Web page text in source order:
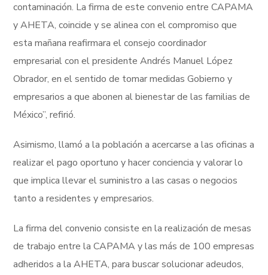
contaminación. La firma de este convenio entre CAPAMA
y AHETA, coincide y se alinea con el compromiso que
esta mañana reafirmara el consejo coordinador
empresarial con el presidente Andrés Manuel López
Obrador, en el sentido de tomar medidas Gobierno y
empresarios a que abonen al bienestar de las familias de
México”, refirió.
Asimismo, llamó a la población a acercarse a las oficinas a
realizar el pago oportuno y hacer conciencia y valorar lo
que implica llevar el suministro a las casas o negocios
tanto a residentes y empresarios.
La firma del convenio consiste en la realización de mesas
de trabajo entre la CAPAMA y las más de 100 empresas
adheridos a la AHETA, para buscar solucionar adeudos,